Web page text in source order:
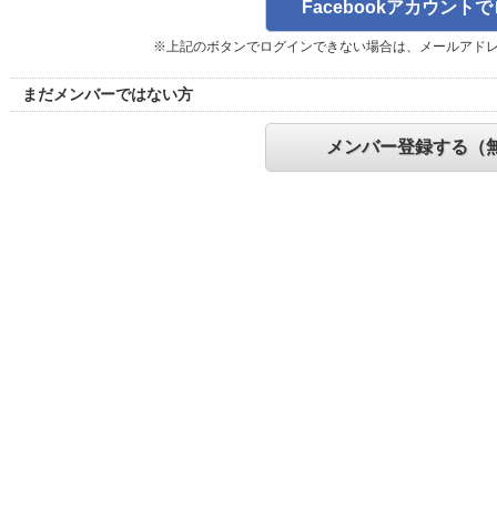
Facebookアカウントで
※上記のボタンでログインできない場合は、メールアド
まだメンバーではない方
メンバー登録する（